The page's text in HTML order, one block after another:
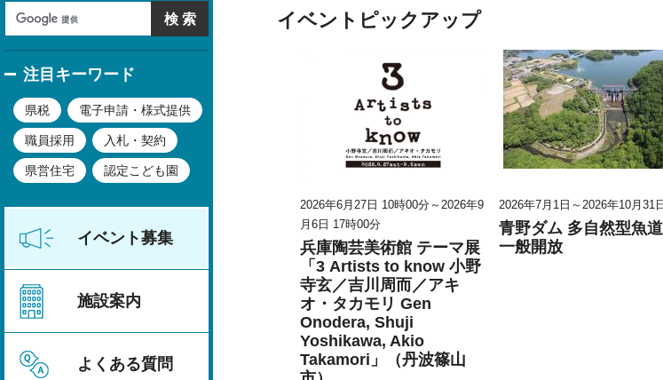
注目キーワード
県税 電子申請・様式提供
職員採用 入札・契約
県営住宅 認定こども園
イベント募集
施設案内
よくある質問
イベントピックアップ
年8月23日
の災害
2026年6月27日 10時00分～2026年9
兵庫陶芸美術館 特別展
こども学芸員とつくる
（丹波篠山市）
2026年6月27日 10時00分～2026年9
月6日 17時00分
兵庫陶芸美術館 テーマ展
「3 Artists to know 小野
寺玄／吉川周而／アキ
オ・タカモリ Gen
Onodera, Shuji
Yoshikawa, Akio
Takamori」（丹波篠山
2026年7月1日～2026年10月31日
青野ダム 多自然型魚
一般開放